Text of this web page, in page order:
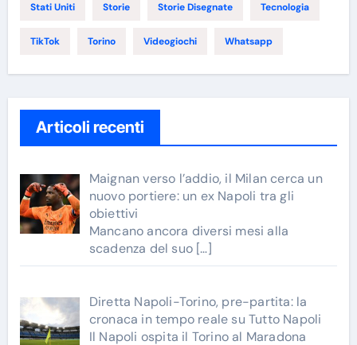
Stati Uniti Storie Storie Disegnate Tecnologia
TikTok Torino Videogiochi Whatsapp
Articoli recenti
Maignan verso l’addio, il Milan cerca un
nuovo portiere: un ex Napoli tra gli
obiettivi
Mancano ancora diversi mesi alla
scadenza del suo […]
Diretta Napoli-Torino, pre-partita: la
cronaca in tempo reale su Tutto Napoli
Il Napoli ospita il Torino al Maradona